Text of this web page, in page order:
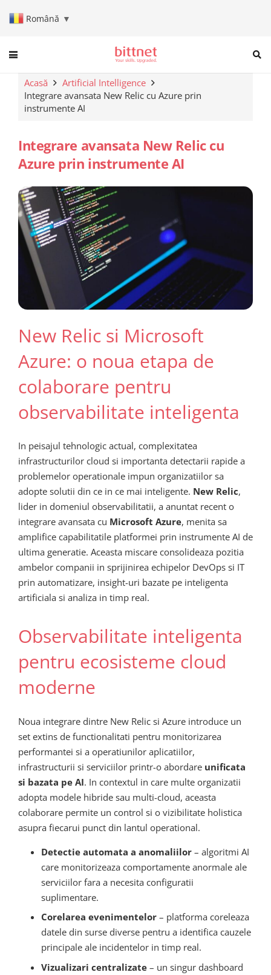
Română ▼
When autocomplete results
Acasă
Artificial Intelligence
Integrare avansata New Relic cu Azure prin
instrumente AI
Integrare avansata New Relic cu
Azure prin instrumente AI
New Relic si Microsoft
Azure: o noua etapa de
colaborare pentru
observabilitate inteligenta
In peisajul tehnologic actual, complexitatea
infrastructurilor cloud si importanta detectarii rapide a
problemelor operationale impun organizatiilor sa
adopte solutii din ce in ce mai inteligente. New Relic,
lider in domeniul observabilitatii, a anuntat recent o
integrare avansata cu Microsoft Azure, menita sa
amplifice capabilitatile platformei prin instrumente AI de
ultima generatie. Aceasta miscare consolideaza pozitia
ambelor companii in sprijinirea echipelor DevOps si IT
prin automatizare, insight-uri bazate pe inteligenta
artificiala si analiza in timp real.
Observabilitate inteligenta
pentru ecosisteme cloud
moderne
Noua integrare dintre New Relic si Azure introduce un
set extins de functionalitati pentru monitorizarea
performantei si a operatiunilor aplicatiilor,
infrastructurii si serviciilor printr-o abordare unificata
si bazata pe AI. In contextul in care multe organizatii
adopta modele hibride sau multi-cloud, aceasta
colaborare permite un control si o vizibilitate holistica
asupra fiecarui punct din lantul operational.
Detectie automata a anomaliilor– algoritmi AI
care monitorizeaza comportamente anormale ale
serviciilor fara a necesita configuratii
suplimentare.
Corelarea evenimentelor– platforma coreleaza
datele din surse diverse pentru a identifica cauzele
principale ale incidentelor in timp real.
Vizualizari centralizate– un singur dashboard